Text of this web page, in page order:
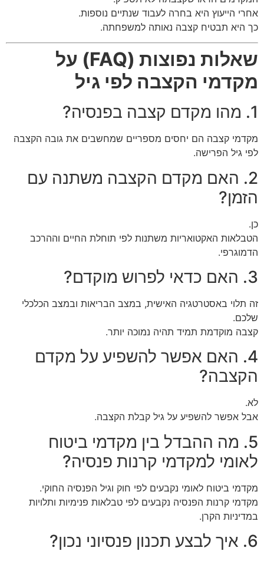
אחרי הייעוץ היא בחרה לעבוד שנתיים נוספות.
כך היא תבטיח קצבה נאותה למשפחתה.
שאלות נפוצות (FAQ) על
מקדמי הקצבה לפי גיל
1. מהו מקדם קצבה בפנסיה?
מקדמי קצבה הם יחסים מספריים שמחשבים את גובה הקצבה
לפי גיל הפרישה.
2. האם מקדם הקצבה משתנה עם
הזמן?
כן.
הטבלאות האקטואריות משתנות לפי תוחלת החיים וההרכב
הדמוגרפי.
3. האם כדאי לפרוש מוקדם?
זה תלוי באסטרטגיה האישית, במצב הבריאות ובמצב הכלכלי
שלכם.
קצבה מוקדמת תמיד תהיה נמוכה יותר.
4. האם אפשר להשפיע על מקדם
הקצבה?
לא.
אבל אפשר להשפיע על גיל קבלת הקצבה.
5. מה ההבדל בין מקדמי ביטוח
לאומי למקדמי קרנות פנסיה?
מקדמי ביטוח לאומי נקבעים לפי חוק וגיל הפנסיה החוקי.
מקדמי קרנות הפנסיה נקבעים לפי טבלאות פנימיות ותלויות
במדיניות הקרן.
6. איך לבצע תכנון פנסיוני נכון?